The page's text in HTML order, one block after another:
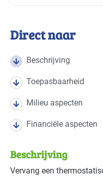
Toepasbaar
branches
Detailhandel - overig
Detailhandel - supermarkten
Voedingsindustrie - brood
Direct naar
Beschrijving
Toepasbaarheid
Milieu aspecten
Financiële aspecten
Beschrijving
Vervang een